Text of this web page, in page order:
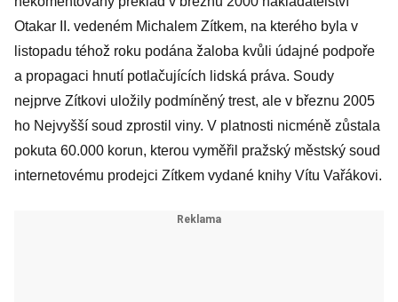
Otakar II. vedeném Michalem Zítkem, na kterého byla v
listopadu téhož roku podána žaloba kvůli údajné podpoře
a propagaci hnutí potlačujících lidská práva. Soudy
nejprve Zítkovi uložily podmíněný trest, ale v březnu 2005
ho Nejvyšší soud zprostil viny. V platnosti nicméně zůstala
pokuta 60.000 korun, kterou vyměřil pražský městský soud
internetovému prodejci Zítkem vydané knihy Vítu Vařákovi.